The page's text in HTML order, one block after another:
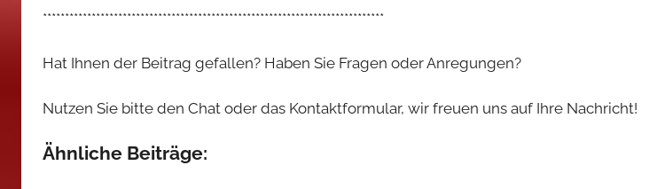
*****************************************************************************
Hat Ihnen der Beitrag gefallen? Haben Sie Fragen oder Anregungen?
Nutzen Sie bitte den Chat oder das Kontaktformular, wir freuen uns auf Ihre Nachricht!
Ähnliche Beiträge: